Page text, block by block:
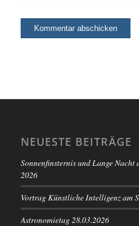
NEUESTE BEITRÄGE
Sonnenfinsternis und Lange Nacht
2026
Vortrag Künstliche Intelligenz am
Astronomietag 28.03.2026